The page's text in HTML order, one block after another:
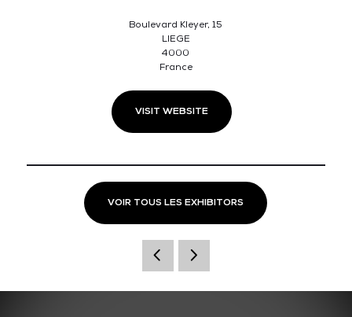
Boulevard Kleyer, 15
LIEGE
4000
France
VISIT WEBSITE
VOIR TOUS LES EXHIBITORS